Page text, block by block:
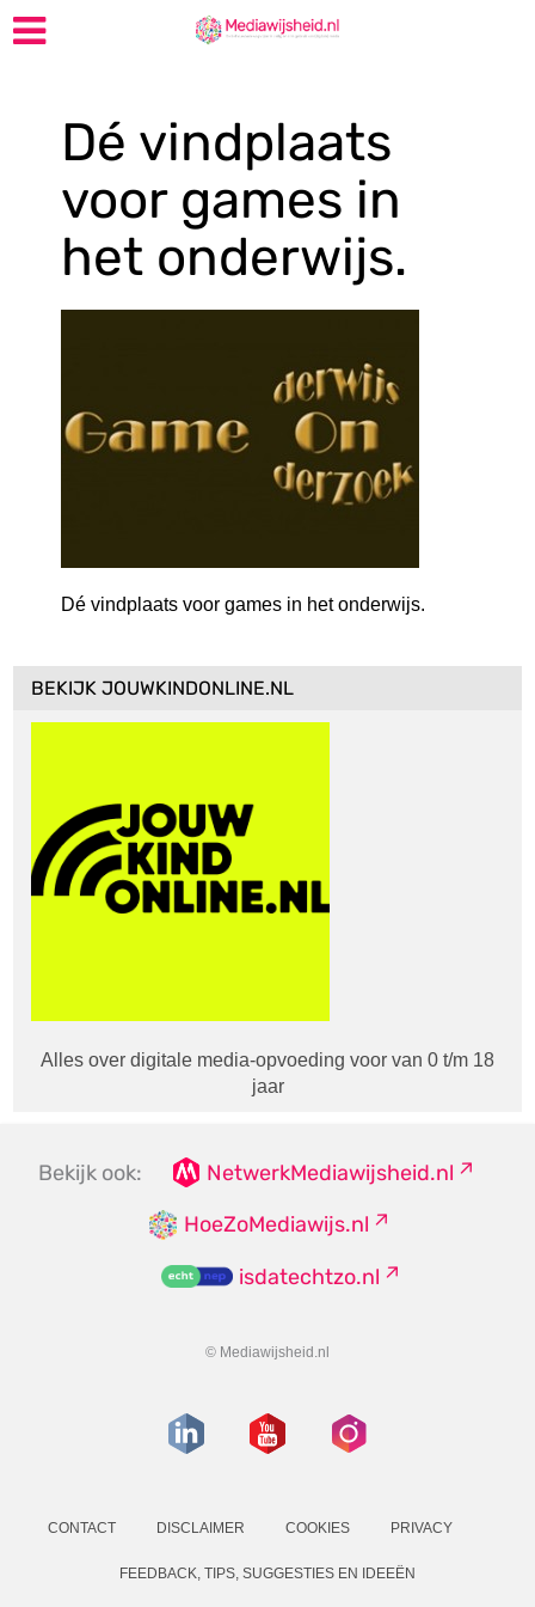
Dé vindplaats
voor games in
het onderwijs.
Dé vindplaats voor games in het onderwijs.
BEKIJK JOUWKINDONLINE.NL
Alles over digitale media-opvoeding voor van 0 t/m 18
jaar
Bekijk ook:
NetwerkMediawijsheid.nl
HoeZoMediawijs.nl
isdatechtzo.nl
© Mediawijsheid.nl
CONTACT DISCLAIMER COOKIES PRIVACY
FEEDBACK, TIPS, SUGGESTIES EN IDEEËN